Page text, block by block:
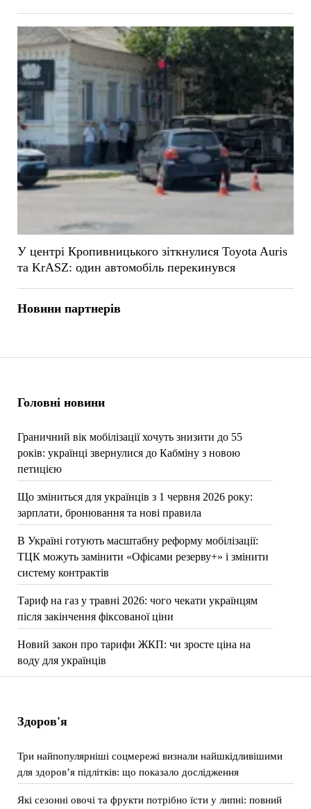
Головні новини
Граничний вік мобілізації хочуть знизити до 55
років: українці звернулися до Кабміну з новою
петицією
Що зміниться для українців з 1 червня 2026 року:
зарплати, бронювання та нові правила
В Україні готують масштабну реформу мобілізації:
ТЦК можуть замінити «Офісами резерву+» і змінити
систему контрактів
Тариф на газ у травні 2026: чого чекати українцям
після закінчення фіксованої ціни
Новий закон про тарифи ЖКП: чи зросте ціна на
воду для українців
У центрі Кропивницького зіткнулися Toyota Auris
та KrASZ: один автомобіль перекинувся
Новини партнерів
Здоров'я
Три найпопулярніші соцмережі визнали найшкідливішими
для здоров’я підлітків: що показало дослідження
Які сезонні овочі та фрукти потрібно їсти у липні: повний